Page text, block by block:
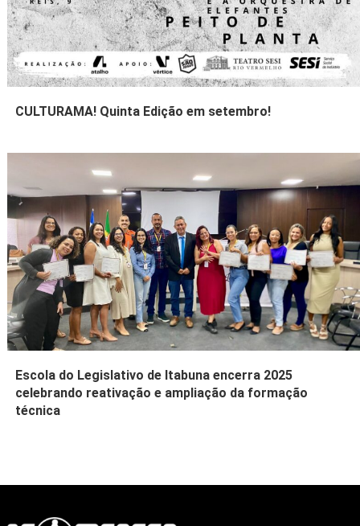
CULTURAMA! Quinta Edição em setembro!
Escola do Legislativo de Itabuna encerra 2025
celebrando reativação e ampliação da formação
técnica